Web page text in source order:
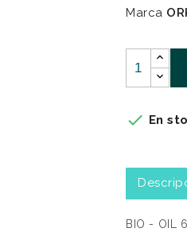
Marca
 En
BIO - OIL